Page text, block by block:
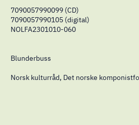
7090057990099 (CD)
7090057990105 (digital)
NOLFA2301010-060
Blunderbuss
Norsk kulturråd, Det norske